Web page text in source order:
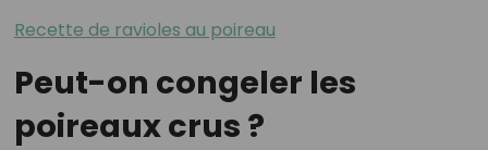
Recette de ravioles au poireau
Peut-on congeler les
poireaux crus ?